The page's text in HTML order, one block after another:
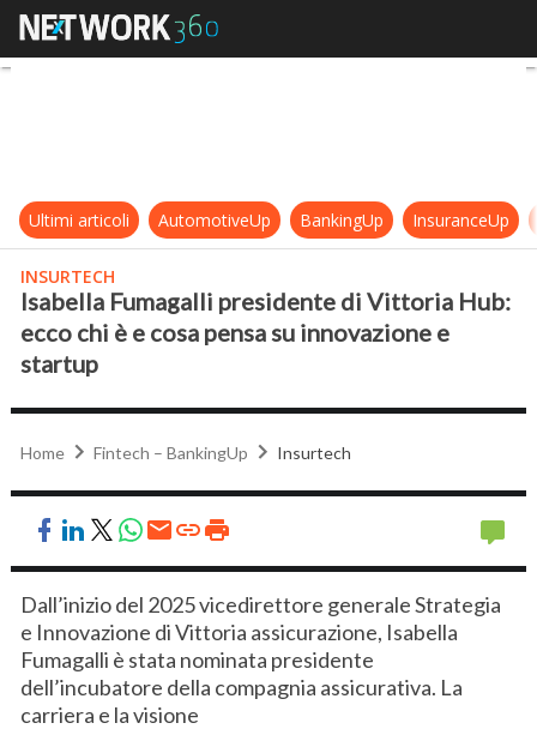
Isabella Fumagalli presidente di
Ultimi articoli AutomotiveUp BankingUp InsuranceUp
INSURTECH
Isabella Fumagalli presidente di Vittoria Hub:
ecco chi è e cosa pensa su innovazione e
startup
Home Fintech – BankingUp Insurtech
Dall’inizio del 2025 vicedirettore generale Strategia
e Innovazione di Vittoria assicurazione, Isabella
Fumagalli è stata nominata presidente
dell’incubatore della compagnia assicurativa. La
carriera e la visione